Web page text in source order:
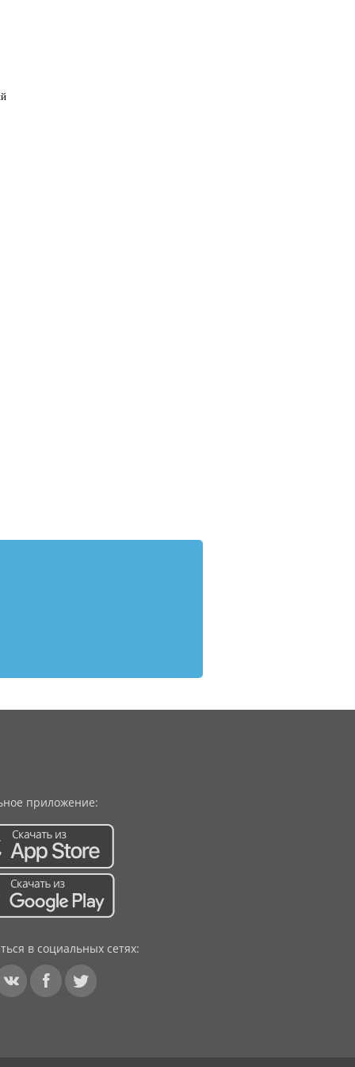
приложение:
в социальных сетях: